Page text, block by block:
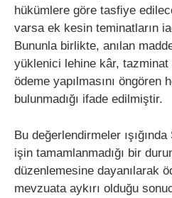
hükümlere göre tasfiye
varsa ek kesin teminatların
Bununla birlikte, anılan
yüklenici lehine kâr, tazminat
ödeme yapılmasını öngören
bulunmadığı ifade edilmiştir.
Bu değerlendirmeler
işin tamamlanmadığı bir
düzenlemesine dayanılarak
mevzuata aykırı olduğu